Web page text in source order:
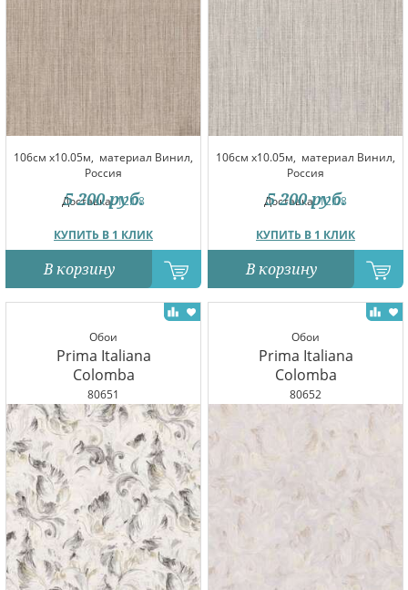
106см x10.05м, материал Винил,
Россия
Доставка:12.08
КУПИТЬ В 1 КЛИК
5 200 руб.
В корзину
106см x10.05м, материал Винил,
Россия
Доставка:12.08
КУПИТЬ В 1 КЛИК
5 200 руб.
В корзину
Обои
Prima Italiana
Colomba
80651
Обои
Prima Italiana
Colomba
80652